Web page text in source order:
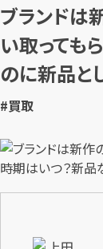
ブランドは
い取っても
のに新品と
#買取